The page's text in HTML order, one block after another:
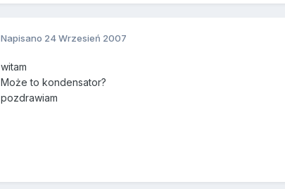
Napisano 24 Wrzesień 2007
witam
Może to kondensator?
pozdrawiam